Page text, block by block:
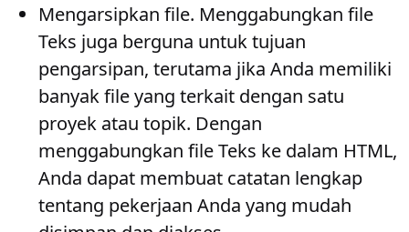
Mengarsipkan file. Menggabungkan file
Teks juga berguna untuk tujuan
pengarsipan, terutama jika Anda memiliki
banyak file yang terkait dengan satu
proyek atau topik. Dengan
menggabungkan file Teks ke dalam HTML,
Anda dapat membuat catatan lengkap
tentang pekerjaan Anda yang mudah